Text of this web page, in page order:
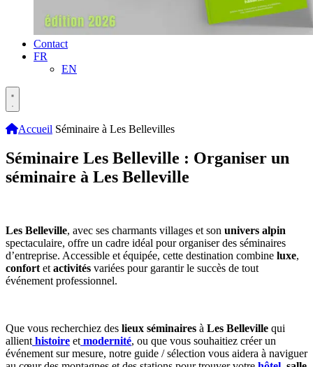
Contact
FR
EN
Accueil Séminaire à Les Bellevilles
Séminaire Les Belleville : Organiser un
séminaire à Les Belleville
Les Belleville, avec ses charmants villages et son univers alpin
spectaculaire, offre un cadre idéal pour organiser des séminaires
d’entreprise. Accessible et équipée, cette destination combine luxe,
confort et activités variées pour garantir le succès de tout
événement professionnel.
Que vous recherchiez des lieux séminaires à Les Belleville qui
allient histoire et modernité, ou que vous souhaitiez créer un
événement sur mesure, notre guide / sélection vous aidera à naviguer